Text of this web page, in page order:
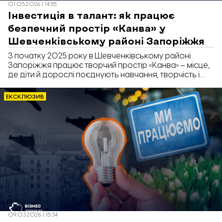
01.05.2026 | 14:55
Інвестиція в талант: як працює
безпечний простір «Канва» у
Шевченківському районі Запоріжжя
З початку 2025 року в Шевченківському районі
Запоріжжя працює творчий простір «Канва» – місце,
де діти й дорослі поєднують навчання, творчість і
Наркевич та Анастасія Романчук. Засновниці
будували бізнес в умовах війни, емоційних гойдалок
і постійних викликів для малого бізнесу. Про цей
досвід і щоденну роботу простору співвласниці
розповіли «Бізнесу. Запоріжжя».
ЕКСКЛЮЗИВ
09.03.2026 | 15:34